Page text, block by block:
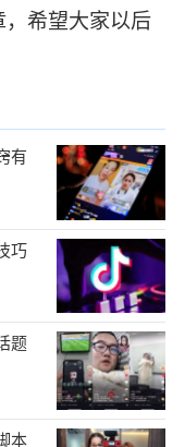
希望大家以后
有
巧
题
本